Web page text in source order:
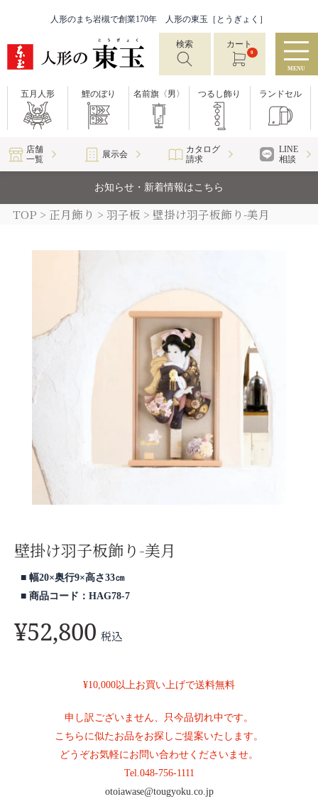
人形のまち岩槻で創業170年 人形の東玉［とうぎょく］
検索 カート
0
MENU
五月人形 鯉のぼり 名前旗〈男〉 つるし飾り ランドセル
店舗
一覧
展示会
カタログ
請求
LINE
相談
お知らせ・新着情報はこちら
TOP 正月飾り 羽子板 壁掛け羽子板飾り-美月
壁掛け羽子板飾り-美月
幅20×奥行9×高さ33㎝
商品コード：HAG78-7
¥52,800 税込
¥10,000以上お買い上げで送料無料
申し訳ございません、只今品切れ中です。
こちらに似たお品をお探しご提案いたします。
どうぞお気軽にお問い合わせくださいませ。
Tel.048-756-1111
otoiawase@tougyoku.co.jp